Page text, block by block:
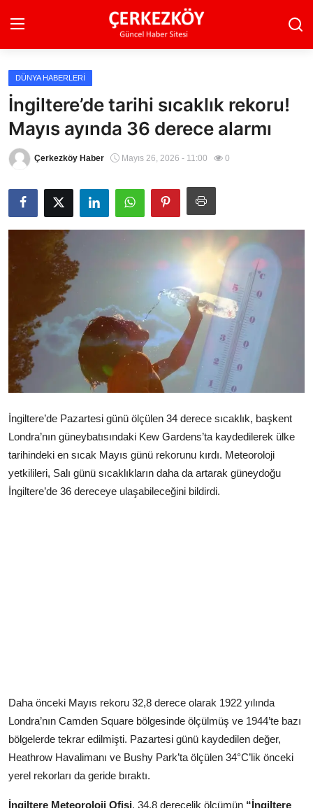
Ana Sayfa
Son Dakika
Ekonomi Haberleri
Magazin Haberleri
Spor Haberleri
Teknoloji Haberleri
Dünya Haberleri
Çerkezköy
DÜNYA HABERLERI
İngiltere’de tarihi sıcaklık rekoru!
Mayıs ayında 36 derece alarmı
Çerkezköy Haber Mayıs 26, 2026 - 11:00 0
İngiltere’de Pazartesi günü ölçülen 34 derece sıcaklık, başkent
Londra’nın güneybatısındaki Kew Gardens’ta kaydedilerek ülke
tarihindeki en sıcak Mayıs günü rekorunu kırdı. Meteoroloji
yetkilileri, Salı günü sıcaklıkların daha da artarak güneydoğu
İngiltere’de 36 dereceye ulaşabileceğini bildirdi.
Daha önceki Mayıs rekoru 32,8 derece olarak 1922 yılında
Londra’nın Camden Square bölgesinde ölçülmüş ve 1944’te bazı
bölgelerde tekrar edilmişti. Pazartesi günü kaydedilen değer,
Heathrow Havalimanı ve Bushy Park’ta ölçülen 34°C’lik önceki
yerel rekorları da geride bıraktı.
İngiltere Meteoroloji Ofisi, 34,8 derecelik ölçümün “İngiltere